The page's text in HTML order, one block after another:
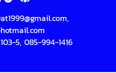
,
5, 085-994-1416